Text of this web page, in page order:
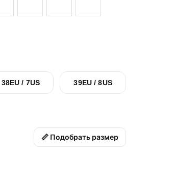
38EU / 7US 39EU / 8US
📏 Подобрать размер